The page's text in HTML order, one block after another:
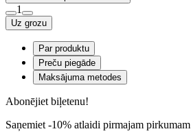
1
Uz grozu
Par produktu
Preču piegāde
Maksājuma metodes
Abonējiet biļetenu!
Saņemiet -10% atlaidi pirmajam pirkumam